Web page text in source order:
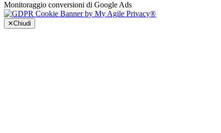
Monitoraggio conversioni di Google Ads
✕Chiudi